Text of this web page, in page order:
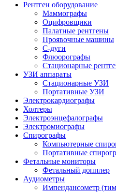
Рентген оборудование
Маммографы
Оцифровщики
Палатные рентгены
Проявочные машины
С-дуги
Флюорографы
Стационарные
УЗИ аппараты
Стационарные УЗИ
Портативные УЗИ
Электрокардиографы
Холтеры
Электроэнцефалографы
Электромиографы
Спирографы
Компьютерные
Портативные
Фетальные мониторы
Фетальный допплер
Аудиометры
Импендансометр